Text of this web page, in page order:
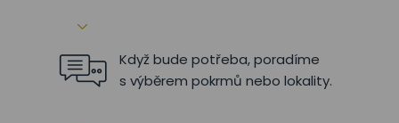
Když bude potřeba, poradíme
s výběrem pokrmů nebo lokality.